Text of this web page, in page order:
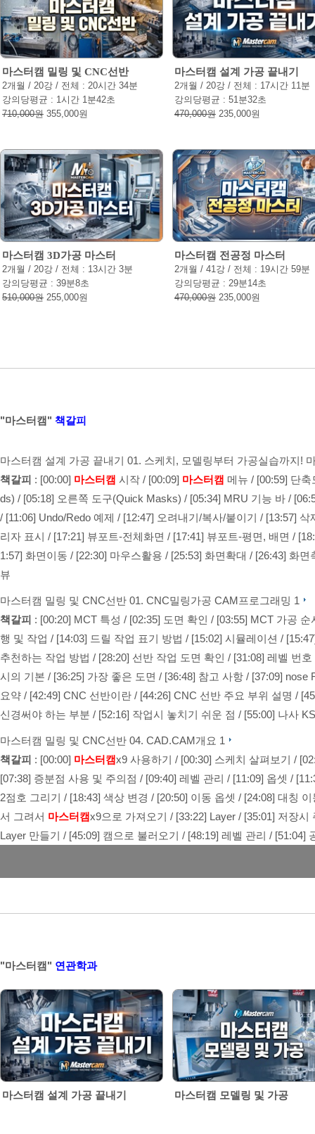
마스터캠 밀링 및 CNC선반
2개월 / 20강 / 전체 : 20시간 34분
강의당평균 : 1시간 1분42초
710,000원 355,000원
마스터캠 설계 가공 끝내기
2개월 / 20강 / 전체 : 17시간 11분
강의당평균 : 51분32초
470,000원 235,000원
마스터캠 3D가공 마스터
2개월 / 20강 / 전체 : 13시간 3분
강의당평균 : 39분8초
510,000원 255,000원
마스터캠 전공정 마스터
2개월 / 41강 / 전체 : 19시간 59분
강의당평균 : 29분14초
470,000원 235,000원
"마스터캠" 책갈피
마스터캠 설계 가공 끝내기 01. 스케치, 모델링부터 가공실습까지!
책갈피 : [00:00] 마스터캠 시작 / [00:09] 마스터캠 메뉴 / [00:59] 단축
ds) / [05:18] 오른쪽 도구(Quick Masks) / [05:34] MRU 기능 바 /
/ [11:06] Undo/Redo 예제 / [12:47] 오려내기/복사/붙이기 / [13:57] 삭
리자 표시 / [17:21] 뷰포트-전체화면 / [17:41] 뷰포트-평면, 배면 /
1:57] 화면이동 / [22:30] 마우스활용 / [25:53] 화면확대 / [26:43] 화면
뷰
마스터캠 밀링 및 CNC선반 01. CNC밀링가공 CAM프로그래밍 1
책갈피 : [00:20] MCT 특성 / [02:35] 도면 확인 / [03:55] MCT 가공 순
행 및 작업 / [14:03] 드릴 작업 표기 방법 / [15:02] 시뮬레이션 /
추천하는 작업 방법 / [28:20] 선반 작업 도면 확인 / [31:08] 레벨 번호
시의 기본 / [36:25] 가장 좋은 도면 / [36:48] 참고 사항 / [37:09] nose
요약 / [42:49] CNC 선반이란 / [44:26] CNC 선반 주요 부위 설명 /
신경써야 하는 부분 / [52:16] 작업시 놓치기 쉬운 점 / [55:00] 나사
마스터캠 밀링 및 CNC선반 04. CAD.CAM개요 1
책갈피 : [00:00] 마스터캠x9 사용하기 / [00:30] 스케치 살펴보기 /
[07:38] 증분점 사용 및 주의점 / [09:40] 레벨 관리 / [11:09] 옵셋 /
2점호 그리기 / [18:43] 색상 변경 / [20:50] 이동 옵셋 / [24:08] 대칭 이
서 그려서 마스터캠x9으로 가져오기 / [33:22] Layer / [35:01] 저장시
Layer 만들기 / [45:09] 캠으로 불러오기 / [48:19] 레벨 관리 / [51:04]
"마스터캠" 연관학과
마스터캠 설계 가공 끝내기 마스터캠 모델링 및 가공